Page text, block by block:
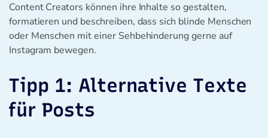
Content Creators können ihre Inhalte so gestalten,
formatieren und beschreiben, dass sich blinde Menschen
oder Menschen mit einer Sehbehinderung gerne auf
Instagram bewegen.
Tipp 1: Alternative Texte
für Posts